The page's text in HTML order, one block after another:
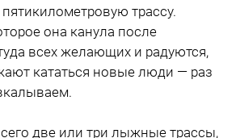
трассу.
она канула после
всех желающих и радуются,
кататься новые люди — раз
две или три лыжные трассы,